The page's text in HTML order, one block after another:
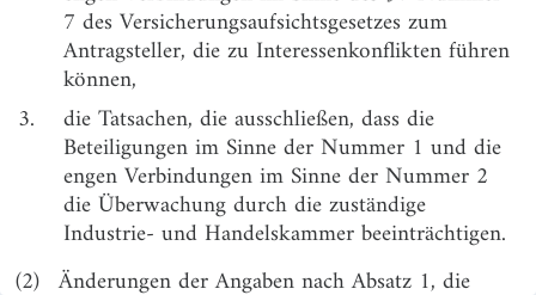
Vermittlerregister
Angaben zur Speicherung im Vermittlerregister
§ 9
Mitteilungspflichten
Zugang
Abschnitt 3
Anforderungen an die Berufshaftpflichtversicherung
§ 11 Geltungsbereich der Versicherung
7 des Versicherungsaufsichtsgesetzes zum
Antragsteller, die zu Interessenkonflikten führen
können,
3.
die Tatsachen, die ausschließen, dass die
Beteiligungen im Sinne der Nummer 1 und die
engen Verbindungen im Sinne der Nummer 2
die Überwachung durch die zuständige
Industrie- und Handelskammer beeinträchtigen.
(2) Änderungen der Angaben nach Absatz 1, die